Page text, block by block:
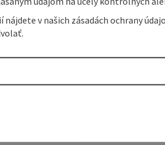
nájdete v našich zásadách ochrany